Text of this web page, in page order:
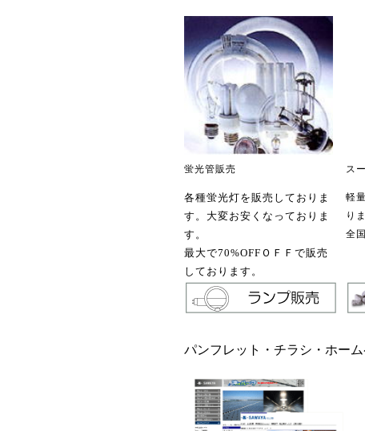
蛍光管販売
各種蛍光灯を販売しておりま
す。大変お安くなっておりま
す。
最大で70%OFFＯＦＦで販売
しております。
ス
軽
り
全
パンフレット・チラシ・ホー